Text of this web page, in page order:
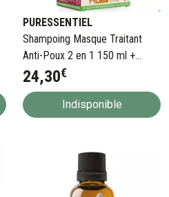
PURESSENTIEL
Shampoing Masque Traitant
Anti-Poux 2 en 1 150 ml +
Peigne
24,30€
Indisponible